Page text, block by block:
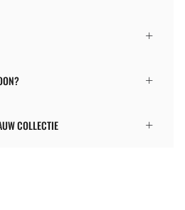
COLLECTIE